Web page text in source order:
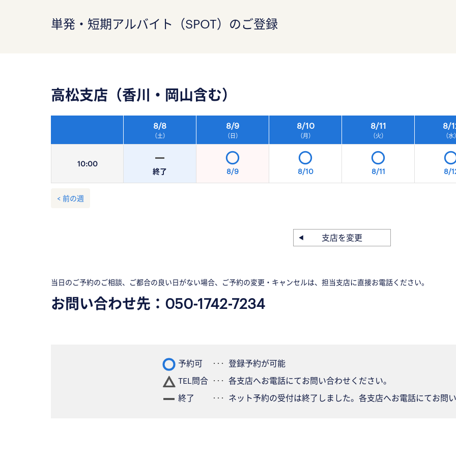
単発・短期アルバイト（SPOT）のご登録
高松支店（香川・岡山含む）
10:00
8/8
（土）
8/9
（日）
8/10
（月）
8/11
（火）
8/
（水）
終了 8/9 8/10 8/11 8/
< 前の週
支店を変更
当日のご予約のご相談、ご都合の良い日がない場合、ご予約の変更・キャンセルは、担当支店に直接お電話ください。
お問い合わせ先： 050-1742-7234
予約可
登録予約が可能
TEL問合
各支店へお電話にてお問い合わせください。
終了
ネット予約の受付は終了しました。各支店へお電話にてお問い